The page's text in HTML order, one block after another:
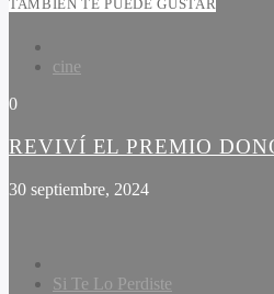
TAMBIÉN TE PUEDE GUSTAR
cine
0
REVIVÍ EL PREMIO
30 septiembre, 2024
Si Te Lo Perdiste